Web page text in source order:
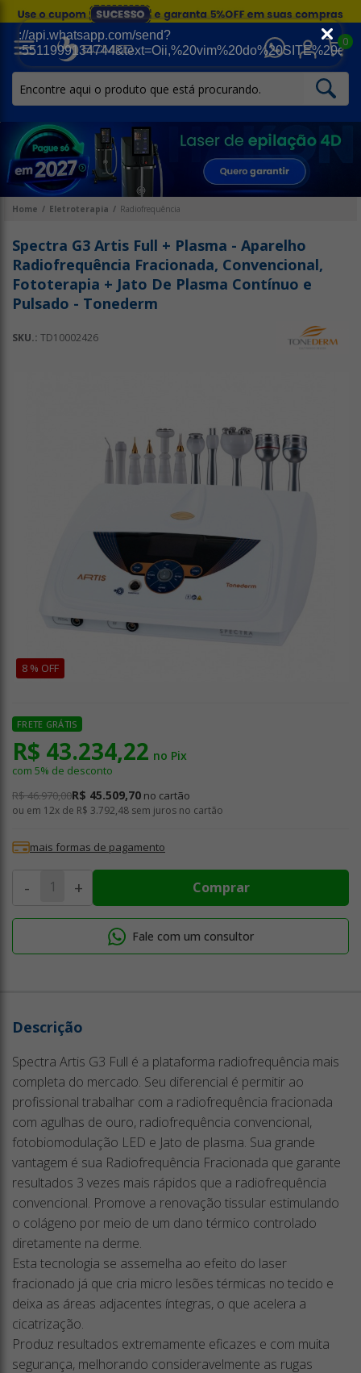
0
Home Eletroterapia Radiofrequência
8 % OFF
Spectra G3 Artis Full + Plasma - Aparelho
Radiofrequência Fracionada, Convencional,
Fototerapia + Jato De Plasma Contínuo e
Pulsado - Tonederm
SKU.: TD10002426
FRETE GRÁTIS
R$ 43.234,22 no Pix
com 5% de desconto
R$ 46.970,00R$ 45.509,70 no cartão
ou em 12x de R$ 3.792,48 sem juros no cartão
mais formas de pagamento
- + Comprar
Fale com um consultor
Descrição
Spectra Artis G3 Full é a plataforma radiofrequência mais
completa do mercado. Seu diferencial é permitir ao
profissional trabalhar com a radiofrequência fracionada
com agulhas de ouro, radiofrequência convencional,
fotobiomodulação LED e Jato de plasma. Sua grande
vantagem é sua Radiofrequência Fracionada que garante
resultados 3 vezes mais rápidos que a radiofrequência
convencional. Promove a renovação tissular estimulando
o colágeno por meio de um dano térmico controlado
diretamente na derme.
Esta tecnologia se assemelha ao efeito do laser
fracionado já que cria micro lesões térmicas no tecido e
deixa as áreas adjacentes íntegras, o que acelera a
cicatrização.
Produz resultados extremamente eficazes e com muita
segurança, melhorando consideravelmente as rugas